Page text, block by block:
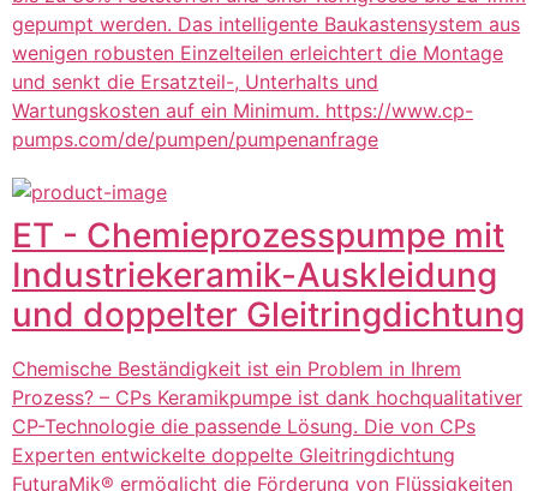
gepumpt werden. Das intelligente Baukastensystem aus
wenigen robusten Einzelteilen erleichtert die Montage
und senkt die Ersatzteil-, Unterhalts und
Wartungskosten auf ein Minimum. https://www.cp-
pumps.com/de/pumpen/pumpenanfrage
ET - Chemieprozesspumpe mit
Industriekeramik-Auskleidung
und doppelter Gleitringdichtung
Chemische Beständigkeit ist ein Problem in Ihrem
Prozess? – CPs Keramikpumpe ist dank hochqualitativer
CP-Technologie die passende Lösung. Die von CPs
Experten entwickelte doppelte Gleitringdichtung
FuturaMik® ermöglicht die Förderung von Flüssigkeiten